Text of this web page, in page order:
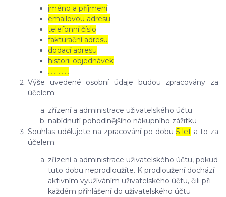
jméno a příjmení
emailovou adresu
telefonní číslo
fakturační adresu
dodací adresu
historii objednávek
…………..
Výše uvedené osobní údaje budou zpracovány za
účelem:
zřízení a administrace uživatelského účtu
nabídnutí pohodlnějšího nákupního zážitku
Souhlas udělujete na zpracování po dobu 5 leta to za
účelem:
zřízení a administrace uživatelského účtu, pokud
tuto dobu neprodloužíte. K prodloužení dochází
aktivním využíváním uživatelského účtu, čili při
každém přihlášení do uživatelského účtu